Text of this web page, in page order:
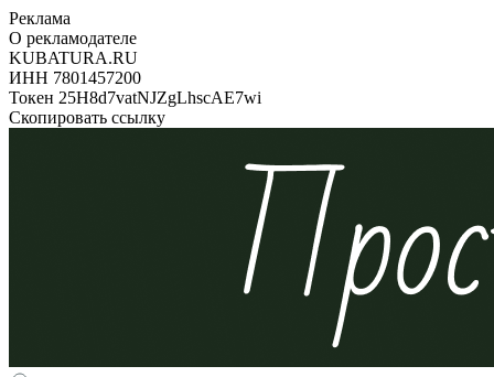
Реклама
О рекламодателе
KUBATURA.RU
ИНН 7801457200
Токен 25H8d7vatNJZgLhscAE7wi
Скопировать ссылку